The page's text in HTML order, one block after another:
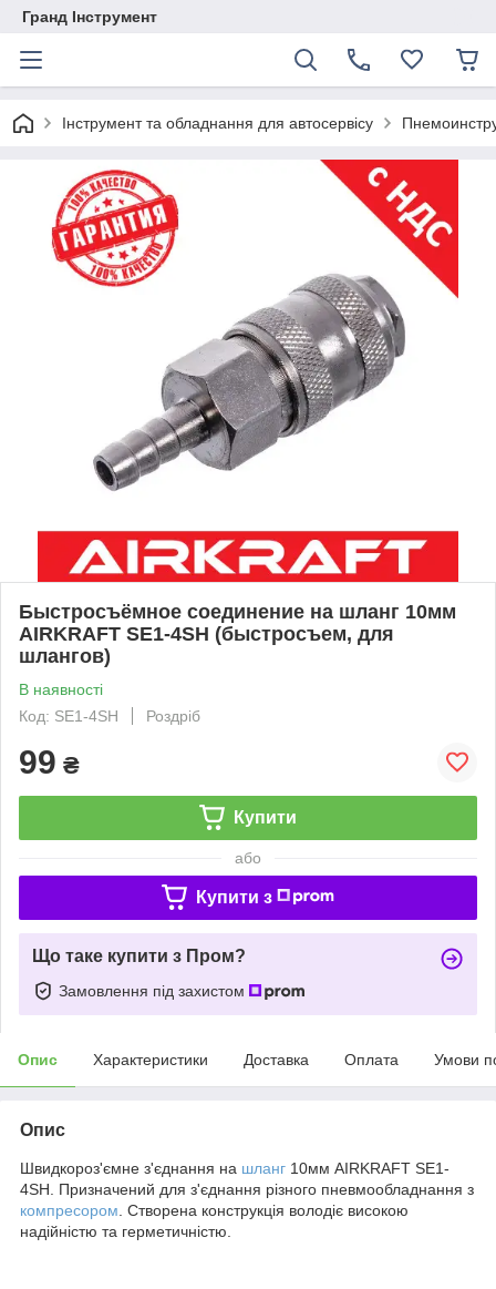
Гранд Інструмент
Інструмент та обладнання для автосервісу
Быстросъёмное соединение на шланг 10мм
AIRKRAFT SE1-4SH (быстросъем, для
шлангов)
В наявності
Код: SE1-4SH
Роздріб
99 ₴
Купити
або
Купити з
Що таке купити з Пром?
Замовлення під захистом
Опис Характеристики Доставка Оплата Умови
Опис
Швидкороз'ємне з'єднання на шланг 10мм AIRKRAFT SE1-
4SH. Призначений для з'єднання різного пневмообладнання з
компресором . Створена конструкція володіє високою
надійністю та герметичністю.